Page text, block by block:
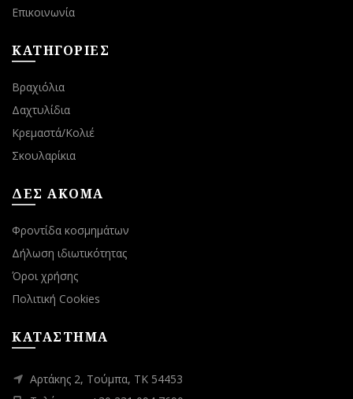
Επικοινωνία
ΚΑΤΗΓΟΡΙΕΣ
Βραχιόλια
Δαχτυλίδια
Κρεμαστά/Κολιέ
Σκουλαρίκια
ΔΕΣ ΑΚΟΜΑ
Φροντίδα κοσμημάτων
Δήλωση ιδιωτικότητας
Όροι χρήσης
Πολιτική Cookies
ΚΑΤΑΣΤΗΜΑ
Αρτάκης 2, Τούμπα, ΤΚ 54453